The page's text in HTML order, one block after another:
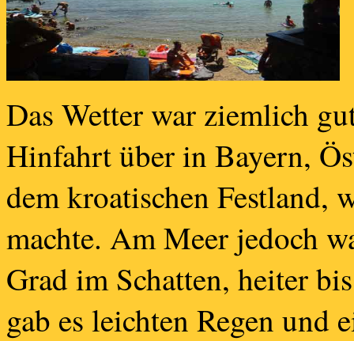
Das Wetter war ziemlich
Hinfahrt über in Bayern,
dem kroatischen Festland,
machte. Am Meer jedoch
Grad im Schatten, heiter
gab es leichten Regen und